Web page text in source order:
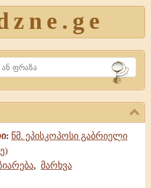
წმ. ეპისკოპოსი გაბრიელი
, მარხვა